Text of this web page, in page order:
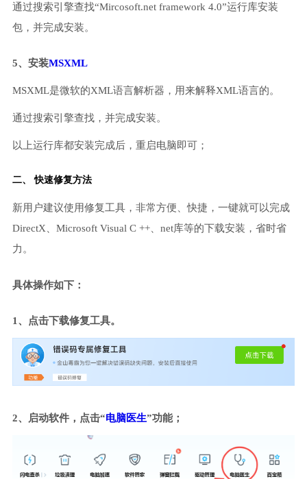
通过搜索引擎查找“Mircosoft.net framework 4.0”运行库安装
包，并完成安装。
5、安装MSXML
MSXML是微软的XML语言解析器，用来解释XML语言的。
通过搜索引擎查找，并完成安装。
以上运行库都安装完成后，重启电脑即可；
二、 快速修复方法
新用户建议使用修复工具，非常方便、快捷，一键就可以完成
DirectX、Microsoft Visual C ++、net库等的下载安装，省时省
力。
具体操作如下：
1、点击下载修复工具。
2、启动软件，点击“电脑医生”功能；